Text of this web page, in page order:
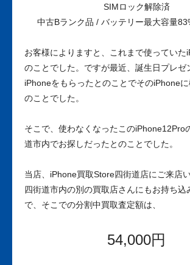
SIMロック解除済
中古Bランク品 / バッテリー最大容量
お客様によりますと、これまで使っていた
のことでした。ですが最近、誕生日プレゼ
iPhoneをもらったとのことでそのiPhone
のことでした。
そこで、使わなくなったこのiPhone12Pro
道市内でお探しだったとのことでした。
当店、iPhone買取Store四街道店にご来店
四街道市内の別の買取店さんにもお持ち込
で、そこでの分割中買取査定額は、
54,000円